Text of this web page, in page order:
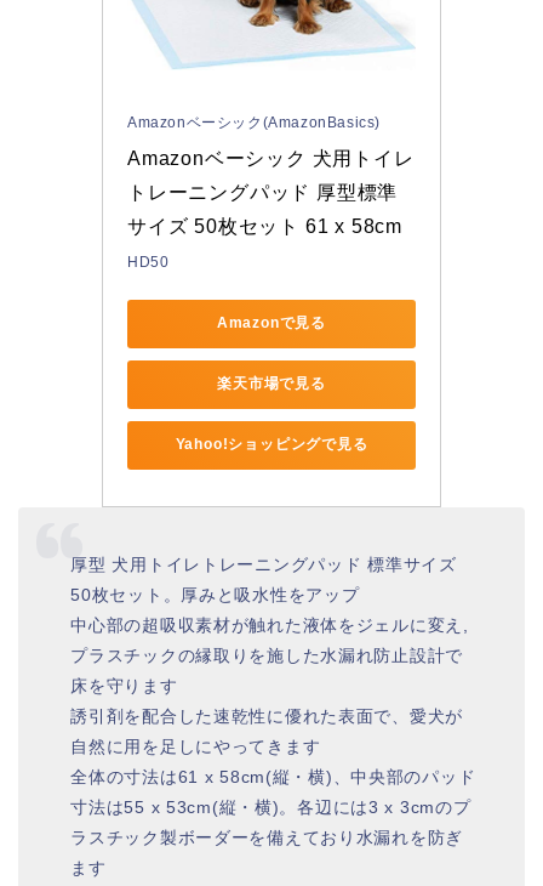
Amazonベーシック(AmazonBasics)
Amazonベーシック 犬用トイレ
トレーニングパッド 厚型標準
サイズ 50枚セット 61 x 58cm
HD50
Amazonで見る
楽天市場で見る
Yahoo!ショッピングで見る
厚型 犬用トイレトレーニングパッド 標準サイズ
50枚セット。厚みと吸水性をアップ
中心部の超吸収素材が触れた液体をジェルに変え,
プラスチックの縁取りを施した水漏れ防止設計で
床を守ります
誘引剤を配合した速乾性に優れた表面で、愛犬が
自然に用を足しにやってきます
全体の寸法は61 x 58cm(縦・横)、中央部のパッド
寸法は55 x 53cm(縦・横)。各辺には3 x 3cmのプ
ラスチック製ボーダーを備えており水漏れを防ぎ
ます